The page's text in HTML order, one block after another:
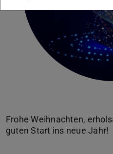
Frohe Weihnachten,